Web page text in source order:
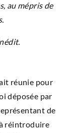
au mépris de
réunie pour
déposée par
de
réintroduire